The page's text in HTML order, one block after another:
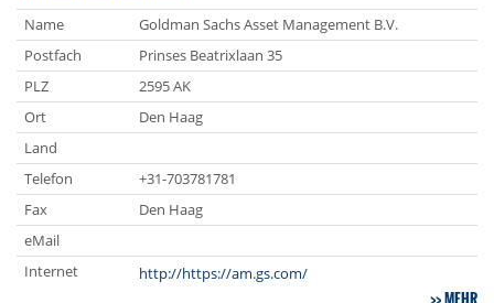
Name
Goldman Sachs Asset Management B.V.
Postfach
Prinses Beatrixlaan 35
PLZ
2595 AK
Ort
Den Haag
Land
Telefon
+31-703781781
Fax
Den Haag
eMail
Internet
http://https://am.gs.com/
MEHR